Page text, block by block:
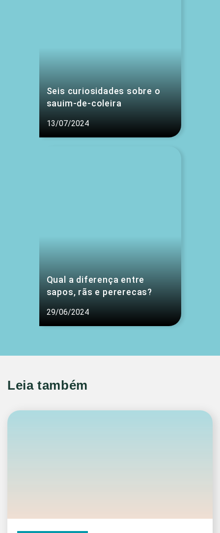
Seis curiosidades sobre o
sauim-de-coleira
13/07/2024
Qual a diferença entre
sapos, rãs e pererecas?
29/06/2024
Leia também